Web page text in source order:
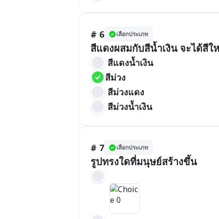
# 6 เลือกประเภท
สีแดงผสมกับสีน้ำเงิน จะได้สีใ
สีแดงน้ำเงิน
สีม่วง
สีม่วงแดง
สีม่วงน้ำเงิน
# 7 เลือกประเภท
รูปทรงใดที่มนุษย์สร้างขึ้น